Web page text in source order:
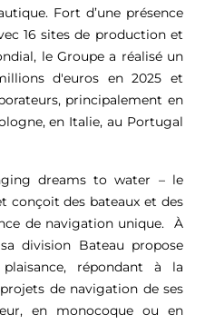
Fort d’une présence
16 sites de production et
le Groupe a réalisé un
d'euros en 2025 et
principalement en
en Italie, au Portugal
dreams to water – le
conçoit des bateaux et des
de navigation unique. À
division Bateau propose
répondant à la
de navigation de ses
en monocoque ou en